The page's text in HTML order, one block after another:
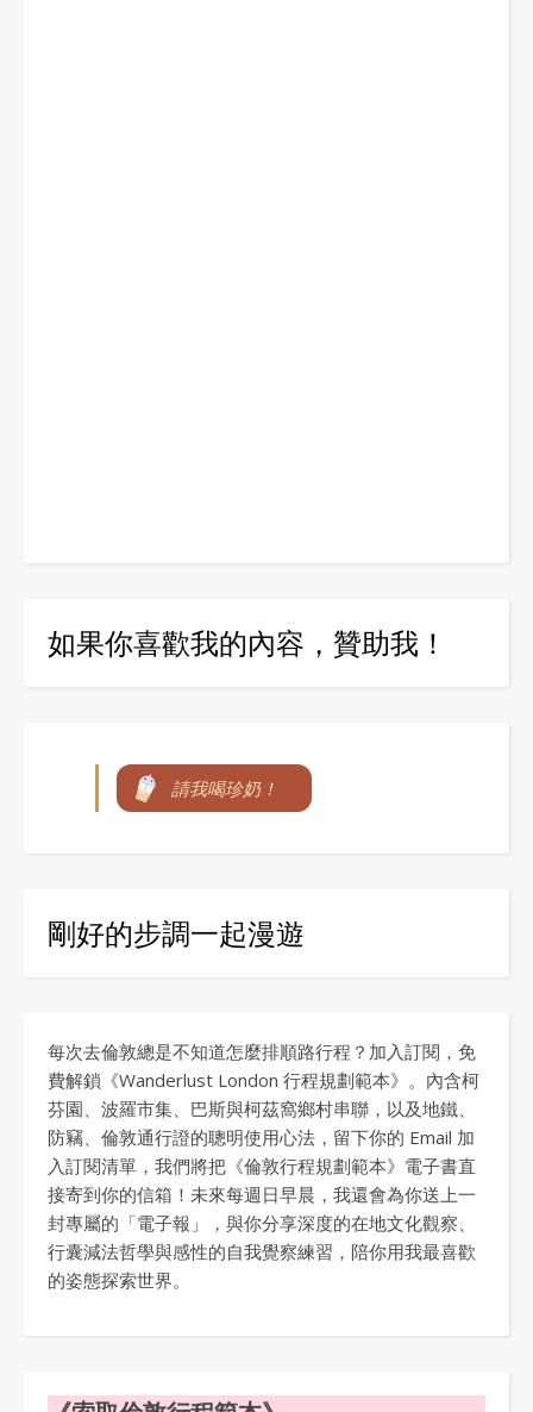
如果你喜歡我的內容，贊助我！
請我喝珍奶！
剛好的步調一起漫遊
每次去倫敦總是不知道怎麼排順路行程？加入訂閱，免
費解鎖《Wanderlust London 行程規劃範本》。內含柯
芬園、波羅市集、巴斯與柯茲窩鄉村串聯，以及地鐵、
防竊、倫敦通行證的聰明使用心法，留下你的 Email 加
入訂閱清單，我們將把《倫敦行程規劃範本》電子書直
接寄到你的信箱！未來每週日早晨，我還會為你送上一
封專屬的「電子報」，與你分享深度的在地文化觀察、
行囊減法哲學與感性的自我覺察練習，陪你用我最喜歡
的姿態探索世界。